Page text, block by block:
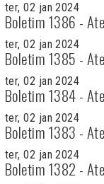
ter, 02 jan 2024
Boletim 1386 -
ter, 02 jan 2024
Boletim 1385 -
ter, 02 jan 2024
Boletim 1384 -
ter, 02 jan 2024
Boletim 1383 -
ter, 02 jan 2024
Boletim 1382 -